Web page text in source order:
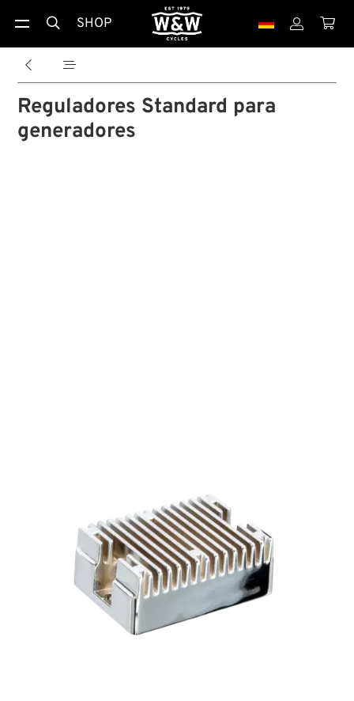
 SHOP  
 
Reguladores Standard para
generadores